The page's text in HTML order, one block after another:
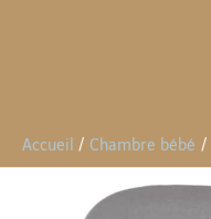
Accueil Chambre bébé